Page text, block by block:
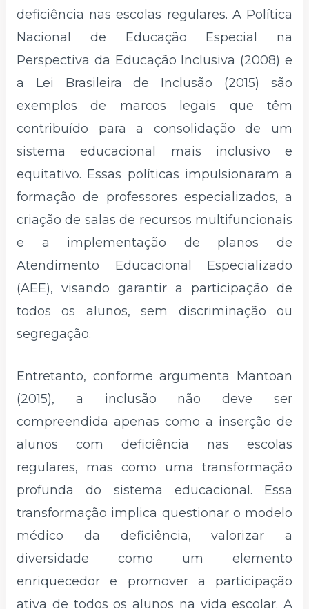
deficiência nas escolas regulares. A Política
Nacional de Educação Especial na
Perspectiva da Educação Inclusiva (2008) e
a Lei Brasileira de Inclusão (2015) são
exemplos de marcos legais que têm
contribuído para a consolidação de um
sistema educacional mais inclusivo e
equitativo. Essas políticas impulsionaram a
formação de professores especializados, a
criação de salas de recursos multifuncionais
e a implementação de planos de
Atendimento Educacional Especializado
(AEE), visando garantir a participação de
todos os alunos, sem discriminação ou
segregação.
Entretanto, conforme argumenta Mantoan
(2015), a inclusão não deve ser
compreendida apenas como a inserção de
alunos com deficiência nas escolas
regulares, mas como uma transformação
profunda do sistema educacional. Essa
transformação implica questionar o modelo
médico da deficiência, valorizar a
diversidade como um elemento
enriquecedor e promover a participação
ativa de todos os alunos na vida escolar. A